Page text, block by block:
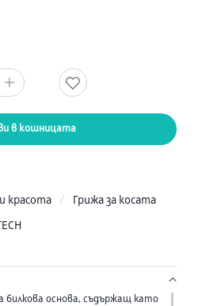
в кошницата
красота / Грижа за косата
билкова основа, съдържащ като